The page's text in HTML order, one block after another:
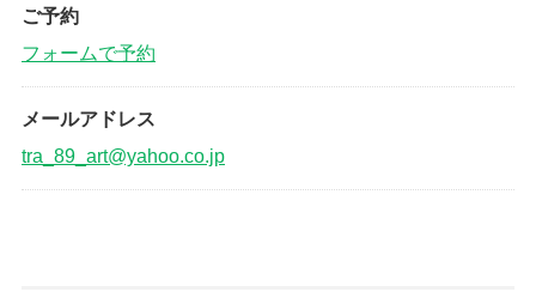
ご予約
フォームで予約
メールアドレス
tra_89_art@yahoo.co.jp